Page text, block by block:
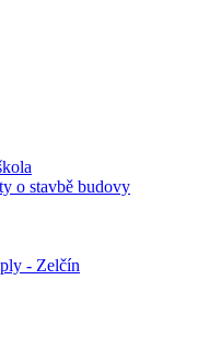
o stavbě budovy
- Zelčín